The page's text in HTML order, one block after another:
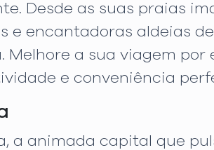
Desde as suas praias
encantadoras aldeias
a sua viagem por
e conveniência
a animada capital que